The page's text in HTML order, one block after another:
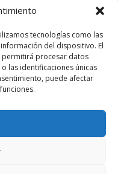
tecnologías como las
del dispositivo. El
permitirá procesar datos
las identificaciones únicas
puede afectar
y Condiciones